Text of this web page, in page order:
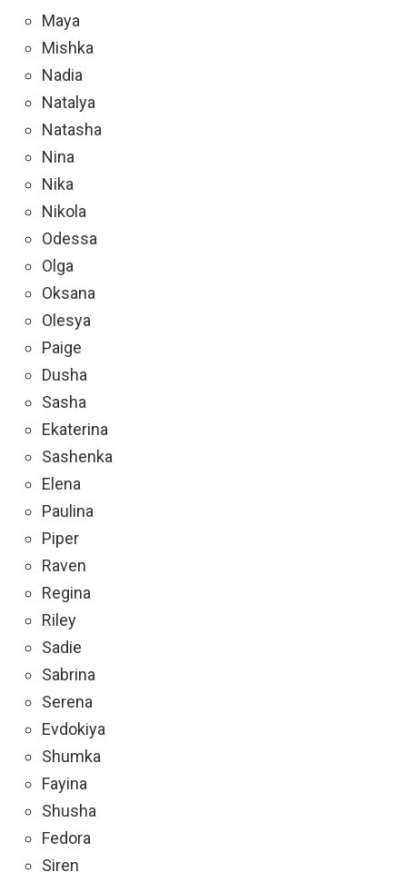
Maya
Mishka
Nadia
Natalya
Natasha
Nina
Nika
Nikola
Odessa
Olga
Oksana
Olesya
Paige
Dusha
Sasha
Ekaterina
Sashenka
Elena
Paulina
Piper
Raven
Regina
Riley
Sadie
Sabrina
Serena
Evdokiya
Shumka
Fayina
Shusha
Fedora
Siren